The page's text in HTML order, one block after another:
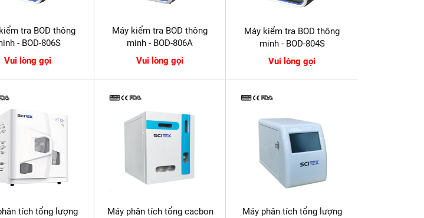
tra BOD thông
- BOD-806S
Vui lòng gọi
Máy kiểm tra BOD thông
minh - BOD-806A
Vui lòng gọi
Máy kiểm tra BOD thông
minh - BOD-804S
Vui lòng gọi
tích tổng lượng
Máy phân tích tổng cacbon
Máy phân tích tổng lượng